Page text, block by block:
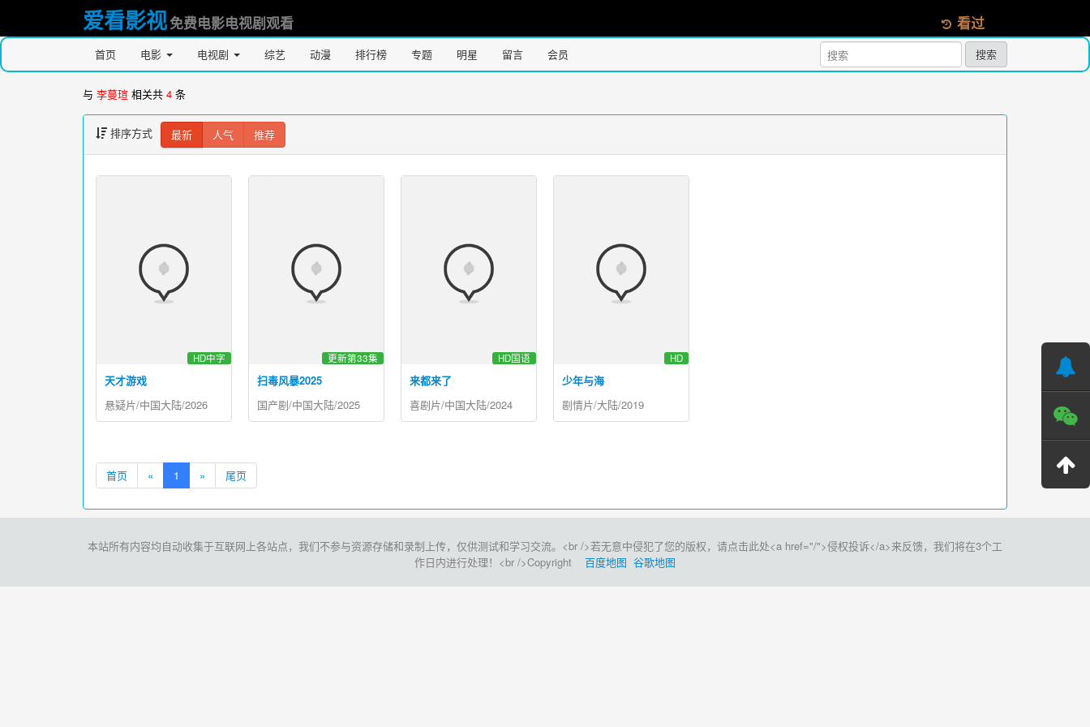
爱看影视免费电影电视剧观看 看过
首页 电影 电视剧 综艺 动漫 排行榜 专题 明星 留言 会员 搜索
与 李蔓瑄 相关共 4 条
排序方式 最新 人气 推荐
天才游戏
HD中字
悬疑片/中国大陆/2026
扫毒风暴2025
更新第33集
国产剧/中国大陆/2025
来都来了
HD国语
喜剧片/中国大陆/2024
少年与海
HD
剧情片/大陆/2019
首页 « 1 » 尾页
本站所有内容均自动收集于互联网上各站点，我们不参与资源存储和录制上传，仅供测试和学习交流。<br />若无意中侵犯了您的版权，请点击此处<a href="/">侵权投诉</a>来反馈，我们将在3个工
作日内进行处理！<br />Copyright 百度地图 谷歌地图